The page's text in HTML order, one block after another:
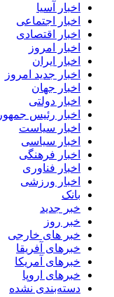
اخبار آسیا
اخبار اجتماعی
اخبار اقتصادی
اخبار امروز
اخبار ایران
اخبار جدید امروز
اخبار جهان
اخبار دولتی
اخبار رئیس جمهور
اخبار سیاست
اخبار سیاسی
اخبار فرهنگی
اخبار فناوری
اخبار ورزشی
بانک
خبر جدید
خبر روز
خبر های خارجی
خبرهای آفریقا
خبرهای آمریکا
خبرهای اروپا
دسته‌بندی نشده